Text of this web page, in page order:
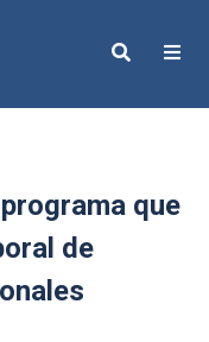
Search
que
de